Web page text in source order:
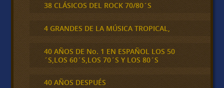
38 CLÁSICOS DEL ROCK 70/80´S
4 GRANDES DE LA MÚSICA TROPICAL,
40 AÑOS DE No. 1 EN ESPAÑOL LOS 50
´S,LOS 60´S,LOS 70´S Y LOS 80´S
40 AÑOS DESPUÉS